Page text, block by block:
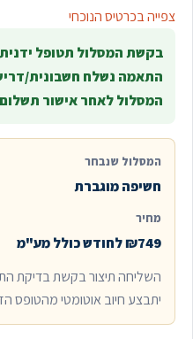
צפייה בכרטיס הנוכחי
בקשת המסלול תטופל
התאמה נשלח חשבונית/
המסלול לאחר אישור
המסלול שנבחר
חשיפה מוגברת
מחיר
₪749 לחודש כולל מע"מ
השליחה תיצור בקשת בדיקת
יתבצע חיוב אוטומטי מהטופס